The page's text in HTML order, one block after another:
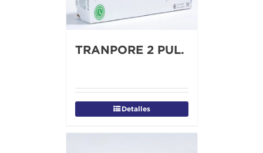
TRANPORE 2 PUL.
Detalles